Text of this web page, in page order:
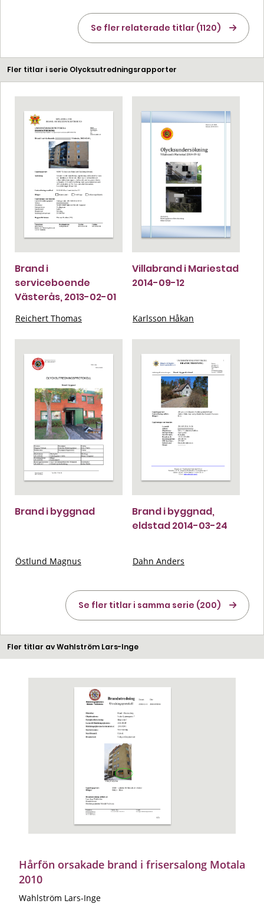
Se fler relaterade titlar (1120)
Fler titlar i serie Olycksutredningsrapporter
Brand i
serviceboende
Västerås, 2013-02-01
Reichert Thomas
Villabrand i Mariestad
2014-09-12
Karlsson Håkan
Brand i byggnad
Östlund Magnus
Brand i byggnad,
eldstad 2014-03-24
Dahn Anders
Se fler titlar i samma serie (200)
Fler titlar av Wahlström Lars-Inge
Hårfön orsakade brand i frisersalong Motala
2010
Wahlström Lars-Inge